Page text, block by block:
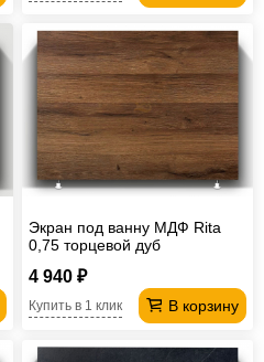
Экран под ванну МДФ Rita
0,75 торцевой дуб
4 940 ₽
В корзину
Купить в 1 клик